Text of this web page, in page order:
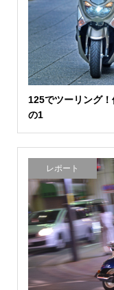
125でツーリング
の1
レポート